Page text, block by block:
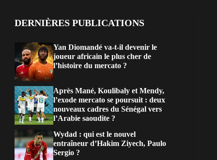
DERNIÈRES PUBLICATIONS
Yan Diomandé va-t-il devenir le
joueur africain le plus cher de
l’histoire du mercato ?
Après Mané, Koulibaly et Mendy,
l’exode mercato se poursuit : deux
nouveaux cadres du Sénégal vers
l’Arabie saoudite ?
Wydad : qui est le nouvel
entraîneur d’Hakim Ziyech, Paulo
Sergio ?